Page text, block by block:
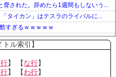
された。辞めたら1週間もしないう...
タイカン」はテスラのライバルに...
すぎるｗｗｗｗｗ
トル索引】
】 【な行】
】 【わ行】